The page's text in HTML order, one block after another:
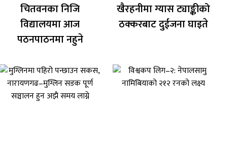
चितवनका निजि
विद्यालयमा आज
पठनपाठनमा नहुने
खैरहनीमा ग्यास ट्याङ्कीको
ठक्करबाट दुईजना घाइते